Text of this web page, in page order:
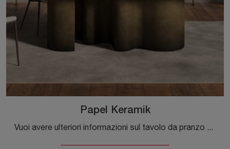
Papel Keramik
Vuoi avere ulteriori informazioni sul tavolo da pranzo Papel Keramik di Cattelan Italia? Clicca e ottieni informazioni sui modelli fissi della marca.